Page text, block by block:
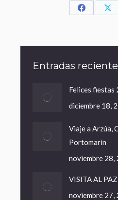
Entradas
Felices fiestas
diciembre 18,
Viaje a Arzúa,
Portomarín
noviembre 28,
VISITA AL
noviembre 27,